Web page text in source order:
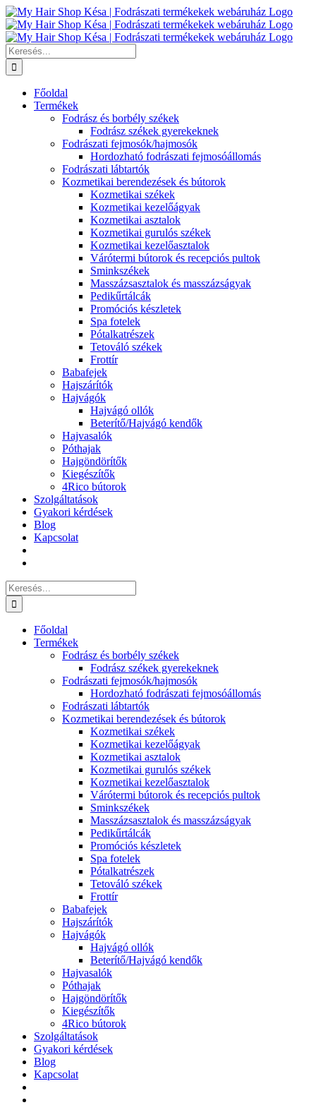
Kihagyás
Keresés...
Főoldal
Termékek
Fodrász és borbély székek
Fodrász székek gyerekeknek
Fodrászati fejmosók/hajmosók
Hordozható fodrászati fejmosóállomás
Fodrászati lábtartók
Kozmetikai berendezések és bútorok
Kozmetikai székek
Kozmetikai kezelőágyak
Kozmetikai asztalok
Kozmetikai gurulós székek
Kozmetikai kezelőasztalok
Várótermi bútorok és recepciós pultok
Sminkszékek
Masszázsasztalok és masszázságyak
Pedikűrtálcák
Promóciós készletek
Spa fotelek
Pótalkatrészek
Tetováló székek
Frottír
Babafejek
Hajszárítók
Hajvágók
Hajvágó ollók
Beterítő/Hajvágó kendők
Hajvasalók
Póthajak
Hajgöndörítők
Kiegészítők
4Rico bútorok
Szolgáltatások
Gyakori kérdések
Blog
Kapcsolat
Keresés...
Főoldal
Termékek
Fodrász és borbély székek
Fodrász székek gyerekeknek
Fodrászati fejmosók/hajmosók
Hordozható fodrászati fejmosóállomás
Fodrászati lábtartók
Kozmetikai berendezések és bútorok
Kozmetikai székek
Kozmetikai kezelőágyak
Kozmetikai asztalok
Kozmetikai gurulós székek
Kozmetikai kezelőasztalok
Várótermi bútorok és recepciós pultok
Sminkszékek
Masszázsasztalok és masszázságyak
Pedikűrtálcák
Promóciós készletek
Spa fotelek
Pótalkatrészek
Tetováló székek
Frottír
Babafejek
Hajszárítók
Hajvágók
Hajvágó ollók
Beterítő/Hajvágó kendők
Hajvasalók
Póthajak
Hajgöndörítők
Kiegészítők
4Rico bútorok
Szolgáltatások
Gyakori kérdések
Blog
Kapcsolat